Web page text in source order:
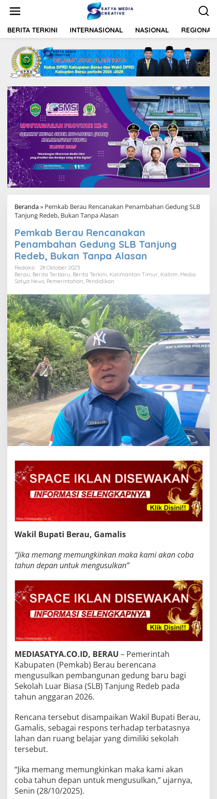
t
BERITA TERKINI INTERNASIONAL NASIONAL REGIONAL
Beranda» Pemkab Berau Rencanakan Penambahan Gedung SLB
Tanjung Redeb, Bukan Tanpa Alasan
Pemkab Berau Rencanakan
Penambahan Gedung SLB Tanjung
Redeb, Bukan Tanpa Alasan
Redaksi
28 Oktober 2025
Berau Berita Terbaru Berita Terkini Kalimantan Timur Kaltim Media
Satya News Pemerintahan Pendidikan
Wakil Bupati Berau, Gamalis
“Jika memang memungkinkan maka kami akan coba
tahun depan untuk mengusulkan”
MEDIASATYA.CO.ID, BERAU – Pemerintah
Kabupaten (Pemkab) Berau berencana
mengusulkan pembangunan gedung baru bagi
Sekolah Luar Biasa (SLB) Tanjung Redeb pada
tahun anggaran 2026.
Rencana tersebut disampaikan Wakil Bupati Berau,
Gamalis, sebagai respons terhadap terbatasnya
lahan dan ruang belajar yang dimiliki sekolah
tersebut.
“Jika memang memungkinkan maka kami akan
coba tahun depan untuk mengusulkan,” ujarnya,
Senin (28/10/2025).